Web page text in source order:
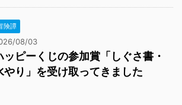
険譚
08/03
ッピーくじの参加賞「しぐさ書・
やり」を受け取ってきました